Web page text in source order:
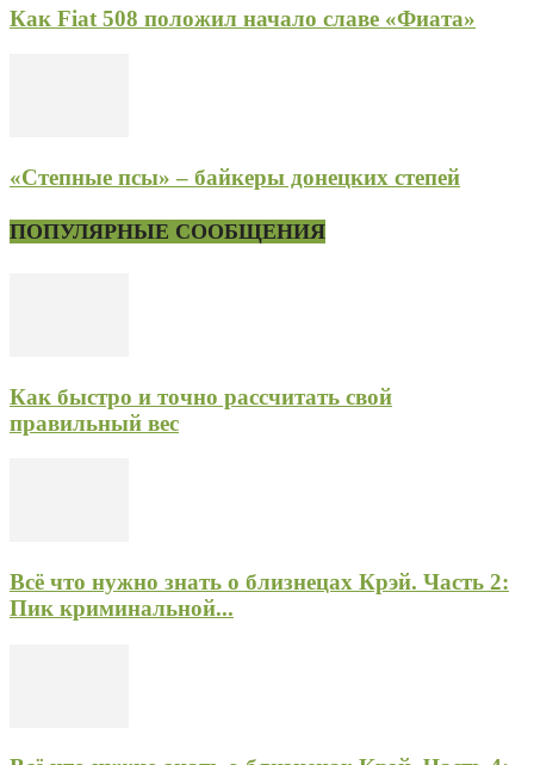
Как Fiat 508 положил начало славе «Фиата»
«Степные псы» – байкеры донецких степей
ПОПУЛЯРНЫЕ СООБЩЕНИЯ
Как быстро и точно рассчитать свой
правильный вес
Всё что нужно знать о близнецах Крэй. Часть 2:
Пик криминальной...